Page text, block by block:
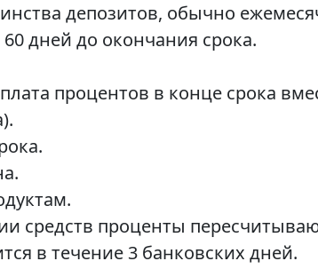
депозитов, обычно
дней до окончания срока.
процентов в конце срока
средств проценты
в течение 3 банковских дней.